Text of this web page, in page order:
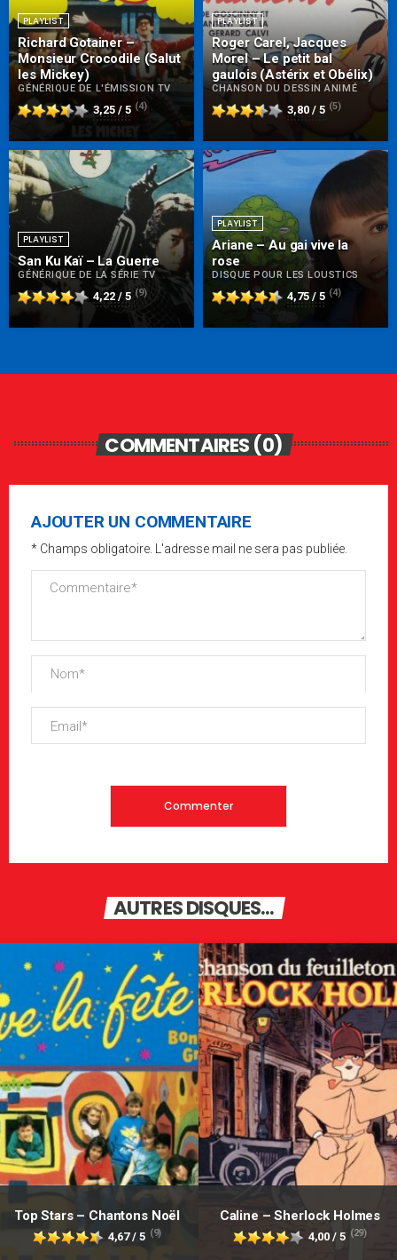
PLAYLIST
Richard Gotainer –
Monsieur Crocodile (Salut
les Mickey)
GÉNÉRIQUE DE L'ÉMISSION TV
3,25 / 5 (4)
PLAYLIST
Roger Carel, Jacques
Morel – Le petit bal
gaulois (Astérix et Obélix)
CHANSON DU DESSIN ANIMÉ
3,80 / 5 (5)
PLAYLIST
San Ku Kaï – La Guerre
GÉNÉRIQUE DE LA SÉRIE TV
4,22 / 5 (9)
PLAYLIST
Ariane – Au gai vive la
rose
DISQUE POUR LES LOUSTICS
4,75 / 5 (4)
COMMENTAIRES (0)
AJOUTER UN COMMENTAIRE
* Champs obligatoire. L'adresse mail ne sera pas publiée.
AUTRES DISQUES...
Top Stars – Chantons Noël
4,67 / 5 (9)
Caline – Sherlock Holmes
4,00 / 5 (29)